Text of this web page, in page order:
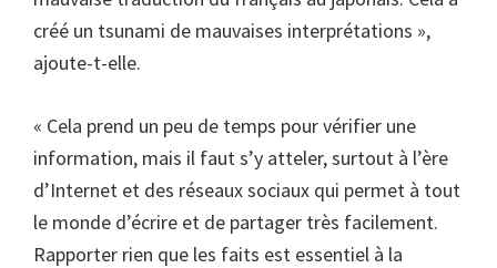
créé un tsunami de mauvaises interprétations »,
ajoute-t-elle.
« Cela prend un peu de temps pour vérifier une
information, mais il faut s’y atteler, surtout à l’ère
d’Internet et des réseaux sociaux qui permet à tout
le monde d’écrire et de partager très facilement.
Rapporter rien que les faits est essentiel à la